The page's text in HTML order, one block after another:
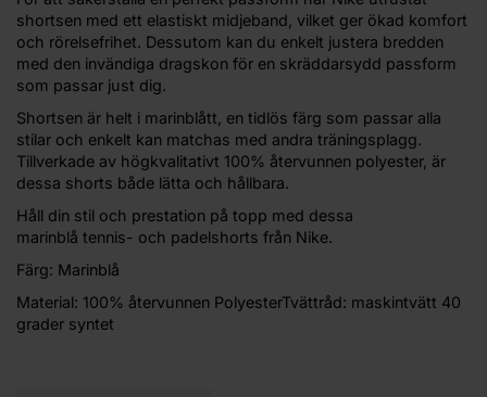
shortsen med ett elastiskt midjeband, vilket ger ökad komfort
och rörelsefrihet. Dessutom kan du enkelt justera bredden
med den invändiga dragskon för en skräddarsydd passform
som passar just dig.
Shortsen är helt i marinblått, en tidlös färg som passar alla
stilar och enkelt kan matchas med andra träningsplagg.
Tillverkade av högkvalitativt 100% återvunnen polyester, är
dessa shorts både lätta och hållbara.
Håll din stil och prestation på topp med dessa
marinblå tennis- och padelshorts från Nike.
Färg: Marinblå
Material: 100% återvunnen PolyesterTvättråd: maskintvätt 40
grader syntet